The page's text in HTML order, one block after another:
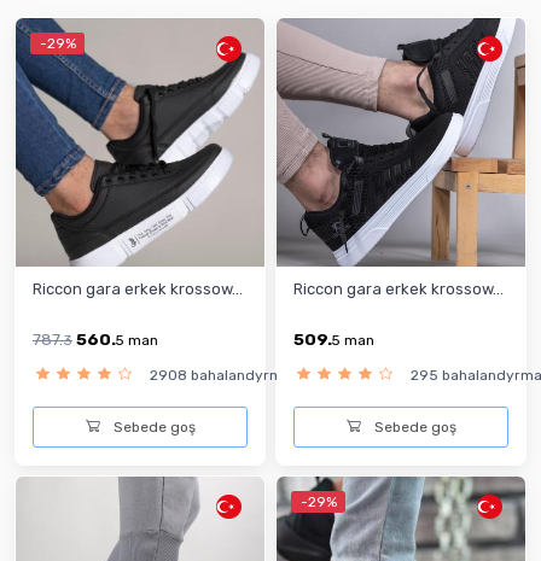
-29%
Riccon gara erkek krossow...
787.3 560.5 man
2908 bahalandyrma
Sebede goş
Riccon gara erkek krossow...
509.5 man
295 bahalandyrma
Sebede goş
-29%